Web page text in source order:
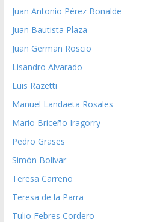
Juan Antonio Pérez Bonalde
Juan Bautista Plaza
Juan German Roscio
Lisandro Alvarado
Luis Razetti
Manuel Landaeta Rosales
Mario Briceño Iragorry
Pedro Grases
Simón Bolívar
Teresa Carreño
Teresa de la Parra
Tulio Febres Cordero